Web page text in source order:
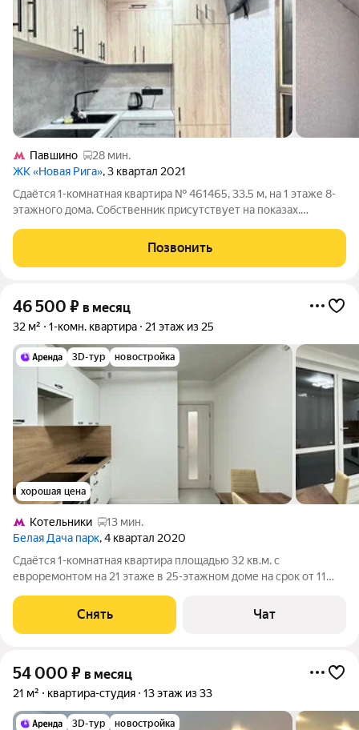
Павшино
28 мин.
ЖК «Новая Рига», 3 квартал 2021
Сдаётся 1-комнатная квартира № 461465, 33.5 м, на 1 этаже 8-
этажного дома. Собственник присутствует на показах.
оплачиваются отдельно. По условиям проживания: можно с
детьми, можно с питомцами. Срок
Позвонить
46 500 ₽ в месяц
32 м² 1-комн. квартира 21 этаж из 25
3D-тур новостройка
хорошая цена
Котельники
13 мин.
Белая Дача парк, 4 квартал 2020
Сдаётся 1-комнатная квартира площадью 32 кв.м. с
евроремонтом на 21 этаже в 25-этажном доме на срок от 11
Холодильник Кондиционер Бойлер Дом - панельный, окна
выходят на улицу. В подъезде
Снять Чат
54 000 ₽ в месяц
21 м² квартира-студия 13 этаж из 33
3D-тур новостройка